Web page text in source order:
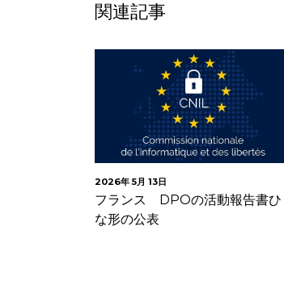
関連記事
2026年 5月 13日
フランス DPOの活動報告書ひ
な形の公表